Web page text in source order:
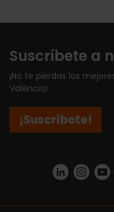
Suscríbete a
¡No te pierdas los
València!
¡Suscríbete!
https://www.linkedin.com/company/
https://